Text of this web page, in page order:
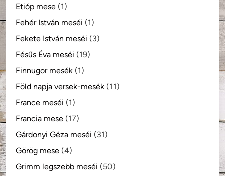
Etióp mese (1)
Fehér István meséi (1)
Fekete István meséi (3)
Fésűs Éva meséi (19)
Finnugor mesék (1)
Föld napja versek-mesék (11)
France meséi (1)
Francia mese (17)
Gárdonyi Géza meséi (31)
Görög mese (4)
Grimm legszebb meséi (50)